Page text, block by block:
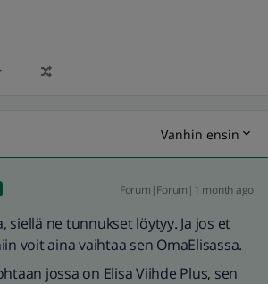
Vanhin ensin
Forum|Forum|1 month ago
siellä ne tunnukset löytyy. Ja jos et
voit aina vaihtaa sen OmaElisassa.
jossa on Elisa Viihde Plus, sen